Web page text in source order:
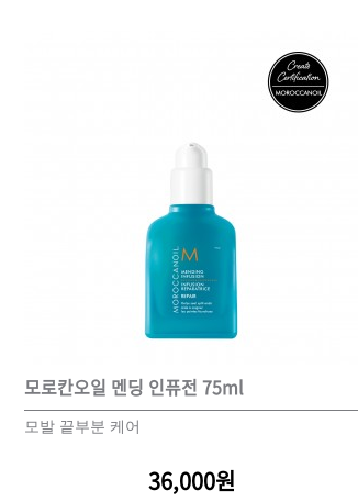
모로칸오일 멘딩 인퓨전 75ml
모발 끝부분 케어
36,000원